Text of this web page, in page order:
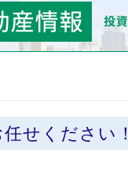
せください！